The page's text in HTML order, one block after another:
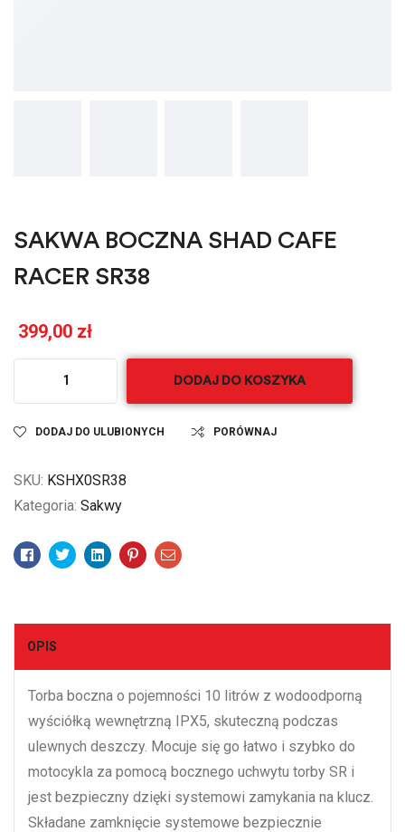
SAKWA BOCZNA SHAD CAFE
RACER SR38
399,00 zł
DODAJ DO KOSZYKA
DODAJ DO ULUBIONYCH PORÓWNAJ
SKU: KSHX0SR38
Kategoria: Sakwy
Facebook
TwitterLinkedinPinterestEmail
OPIS
Torba boczna o pojemności 10 litrów z wodoodporną
wyściółką wewnętrzną IPX5, skuteczną podczas
ulewnych deszczy. Mocuje się go łatwo i szybko do
motocykla za pomocą bocznego uchwytu torby SR i
jest bezpieczny dzięki systemowi zamykania na klucz.
Składane zamknięcie systemowe bezpiecznie